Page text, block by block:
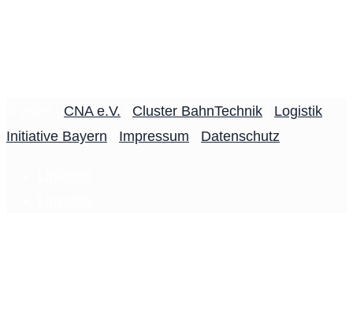
CNA e.V. Cluster BahnTechnik
Logistik
Initiative Bayern
Impressum Datenschutz